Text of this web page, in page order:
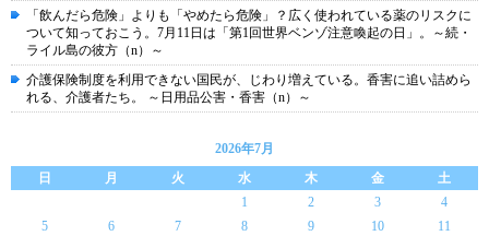
「飲んだら危険」よりも「やめたら危険」？広く使われている薬のリスクに
ついて知っておこう。7月11日は「第1回世界ベンゾ注意喚起の日」。～続・
ライル島の彼方（n）～
介護保険制度を利用できない国民が、じわり増えている。香害に追い詰めら
れる、介護者たち。 ～日用品公害・香害（n）～
2026年7月
日
月 火 水 木 金
土
1
2 3
4
5
6 7 8 9 10
11